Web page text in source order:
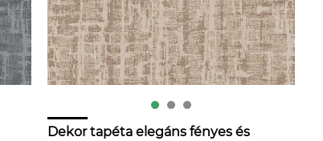
Dekor tapéta elegáns fényes és